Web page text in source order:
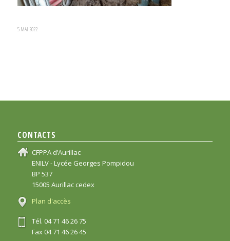
5 MAI 2022
CONTACTS
CFPPA d’Aurillac
ENILV - Lycée Georges Pompidou
BP 537
15005 Aurillac cedex
Plan d'accès
Tél. 04 71 46 26 75
Fax 04 71 46 26 45